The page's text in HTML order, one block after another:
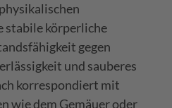
stabile körperliche
gegen
und sauberes
korrespondiert mit
wie dem Gemäuer oder